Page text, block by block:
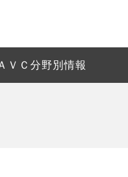
委員会
ワーク事業委員会
事業委員会
トワーク事業委員会
機器
機器
ビ関連機器
ＶＣ分野別情報「４Ｋ・８
ＳＨマーク/
放送サービ